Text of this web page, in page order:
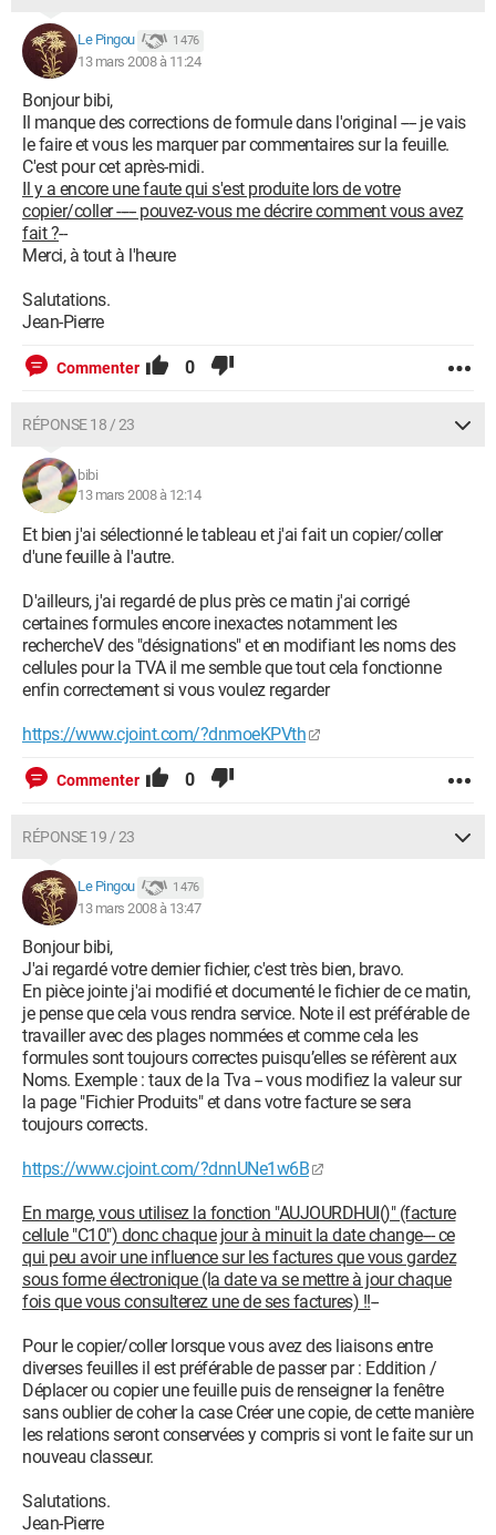
Le Pingou 1 476
13 mars 2008 à 11:24
Bonjour bibi,
Il manque des corrections de formule dans l'original ---- je vais
le faire et vous les marquer par commentaires sur la feuille.
C'est pour cet après-midi.
Il y a encore une faute qui s'est produite lors de votre
copier/coller ----- pouvez-vous me décrire comment vous avez
fait ?--
Merci, à tout à l'heure
Salutations.
Jean-Pierre
Commenter 0
RÉPONSE 18 / 23
bibi
13 mars 2008 à 12:14
Et bien j'ai sélectionné le tableau et j'ai fait un copier/coller
d'une feuille à l'autre.
D'ailleurs, j'ai regardé de plus près ce matin j'ai corrigé
certaines formules encore inexactes notamment les
rechercheV des "désignations" et en modifiant les noms des
cellules pour la TVA il me semble que tout cela fonctionne
enfin correctement si vous voulez regarder
https://www.cjoint.com/?dnmoeKPVth
Commenter 0
RÉPONSE 19 / 23
Le Pingou 1 476
13 mars 2008 à 13:47
Bonjour bibi,
J'ai regardé votre dernier fichier, c'est très bien, bravo.
En pièce jointe j'ai modifié et documenté le fichier de ce matin,
je pense que cela vous rendra service. Note il est préférable de
travailler avec des plages nommées et comme cela les
formules sont toujours correctes puisqu’elles se réfèrent aux
Noms. Exemple : taux de la Tva -- vous modifiez la valeur sur
la page "Fichier Produits" et dans votre facture se sera
toujours corrects.
https://www.cjoint.com/?dnnUNe1w6B
En marge, vous utilisez la fonction "AUJOURDHUI()" (facture
cellule "C10") donc chaque jour à minuit la date change--- ce
qui peu avoir une influence sur les factures que vous gardez
sous forme électronique (la date va se mettre à jour chaque
fois que vous consulterez une de ses factures) !!--
Pour le copier/coller lorsque vous avez des liaisons entre
diverses feuilles il est préférable de passer par : Eddition /
Déplacer ou copier une feuille puis de renseigner la fenêtre
sans oublier de coher la case Créer une copie, de cette manière
les relations seront conservées y compris si vont le faite sur un
nouveau classeur.
Salutations.
Jean-Pierre